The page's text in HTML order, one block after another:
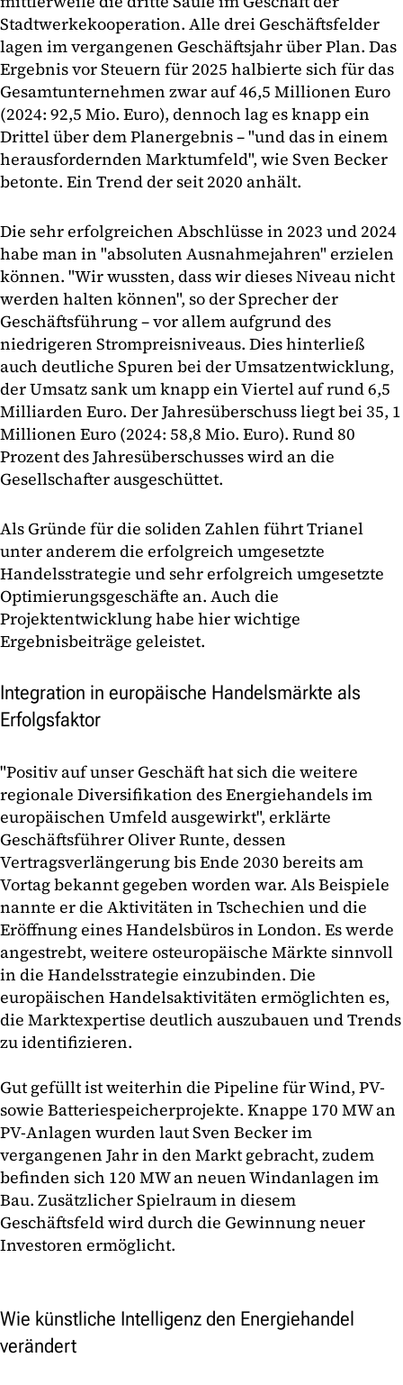
Stadtwerkekooperation. Alle drei Geschäftsfelder
lagen im vergangenen Geschäftsjahr über Plan. Das
Ergebnis vor Steuern für 2025 halbierte sich für das
Gesamtunternehmen zwar auf 46,5 Millionen Euro
(2024: 92,5 Mio. Euro), dennoch lag es knapp ein
Drittel über dem Planergebnis – "und das in einem
herausfordernden Marktumfeld", wie Sven Becker
betonte. Ein Trend der seit 2020 anhält.
Die sehr erfolgreichen Abschlüsse in 2023 und 2024
habe man in "absoluten Ausnahmejahren" erzielen
können. "Wir wussten, dass wir dieses Niveau nicht
werden halten können", so der Sprecher der
Geschäftsführung – vor allem aufgrund des
niedrigeren Strompreisniveaus. Dies hinterließ
auch deutliche Spuren bei der Umsatzentwicklung,
der Umsatz sank um knapp ein Viertel auf rund 6,5
Milliarden Euro. Der Jahresüberschuss liegt bei 35, 1
Millionen Euro (2024: 58,8 Mio. Euro). Rund 80
Prozent des Jahresüberschusses wird an die
Gesellschafter ausgeschüttet.
Als Gründe für die soliden Zahlen führt Trianel
unter anderem die erfolgreich umgesetzte
Handelsstrategie und sehr erfolgreich umgesetzte
Optimierungsgeschäfte an. Auch die
Projektentwicklung habe hier wichtige
Ergebnisbeiträge geleistet.
Integration in europäische Handelsmärkte als
Erfolgsfaktor
"Positiv auf unser Geschäft hat sich die weitere
regionale Diversifikation des Energiehandels im
europäischen Umfeld ausgewirkt", erklärte
Geschäftsführer Oliver Runte, dessen
Vertragsverlängerung bis Ende 2030 bereits am
Vortag bekannt gegeben worden war. Als Beispiele
nannte er die Aktivitäten in Tschechien und die
Eröffnung eines Handelsbüros in London. Es werde
angestrebt, weitere osteuropäische Märkte sinnvoll
in die Handelsstrategie einzubinden. Die
europäischen Handelsaktivitäten ermöglichten es,
die Marktexpertise deutlich auszubauen und Trends
zu identifizieren.
Gut gefüllt ist weiterhin die Pipeline für Wind, PV-
sowie Batteriespeicherprojekte. Knappe 170 MW an
PV-Anlagen wurden laut Sven Becker im
vergangenen Jahr in den Markt gebracht, zudem
befinden sich 120 MW an neuen Windanlagen im
Bau. Zusätzlicher Spielraum in diesem
Geschäftsfeld wird durch die Gewinnung neuer
Investoren ermöglicht.
Wie künstliche Intelligenz den Energiehandel
verändert